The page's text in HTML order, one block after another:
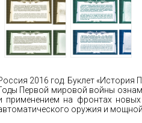
2016 год. Буклет «История
Первой мировой войны
применением на фронтах
оружия и мощной